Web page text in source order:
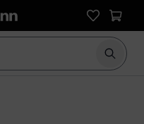
Suche